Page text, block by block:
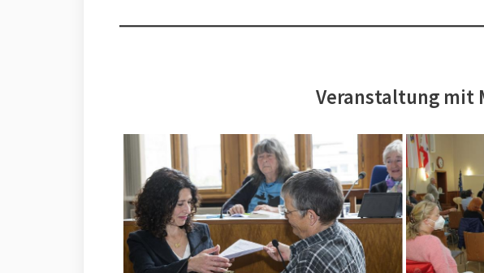
Veranstaltung mit